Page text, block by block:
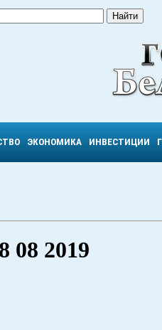
ЭКОНОМИКА ИНВЕСТИЦИИ
08 2019